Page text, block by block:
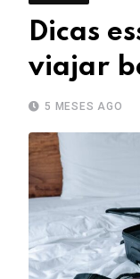
Dicas
viajar
5 MESES AGO